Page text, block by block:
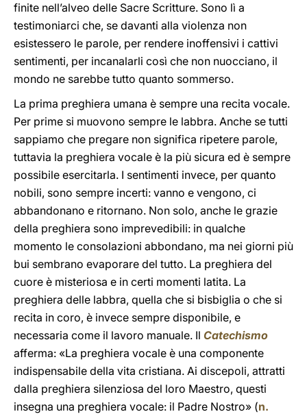
finite nell’alveo delle Sacre Scritture. Sono lì a
testimoniarci che, se davanti alla violenza non
esistessero le parole, per rendere inoffensivi i cattivi
sentimenti, per incanalarli così che non nuocciano, il
mondo ne sarebbe tutto quanto sommerso.
La prima preghiera umana è sempre una recita vocale.
Per prime si muovono sempre le labbra. Anche se tutti
sappiamo che pregare non significa ripetere parole,
tuttavia la preghiera vocale è la più sicura ed è sempre
possibile esercitarla. I sentimenti invece, per quanto
nobili, sono sempre incerti: vanno e vengono, ci
abbandonano e ritornano. Non solo, anche le grazie
della preghiera sono imprevedibili: in qualche
momento le consolazioni abbondano, ma nei giorni più
bui sembrano evaporare del tutto. La preghiera del
cuore è misteriosa e in certi momenti latita. La
preghiera delle labbra, quella che si bisbiglia o che si
recita in coro, è invece sempre disponibile, e
necessaria come il lavoro manuale. Il Catechismo
afferma: «La preghiera vocale è una componente
indispensabile della vita cristiana. Ai discepoli, attratti
dalla preghiera silenziosa del loro Maestro, questi
insegna una preghiera vocale: il Padre Nostro» (n.